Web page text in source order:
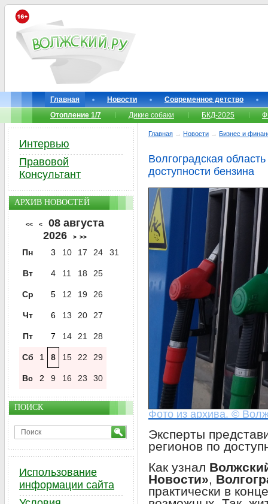
Главная Новости
Современное детство
Отопление 1/7
Дикие собаки БКД-2025
Главная → Новости → Бизнес и
Волгоградская
доступности бензина
Фото из архива. ©
Эксперты
регионов по
Как узнал
Новости»,
практически в
Интервью
Правовой
Консультант
АРХИВ НОВОСТЕЙ
<< <
08 августа
2026
> >>
Пн 3 10 17 24 31
Вт 4 11 18 25
Ср 5 12 19 26
Чт 6 13 20 27
Пт 7 14 21 28
Сб 1 8 15 22 29
Вс 2 9 16 23 30
ПОИСК
Использование
информации сайта